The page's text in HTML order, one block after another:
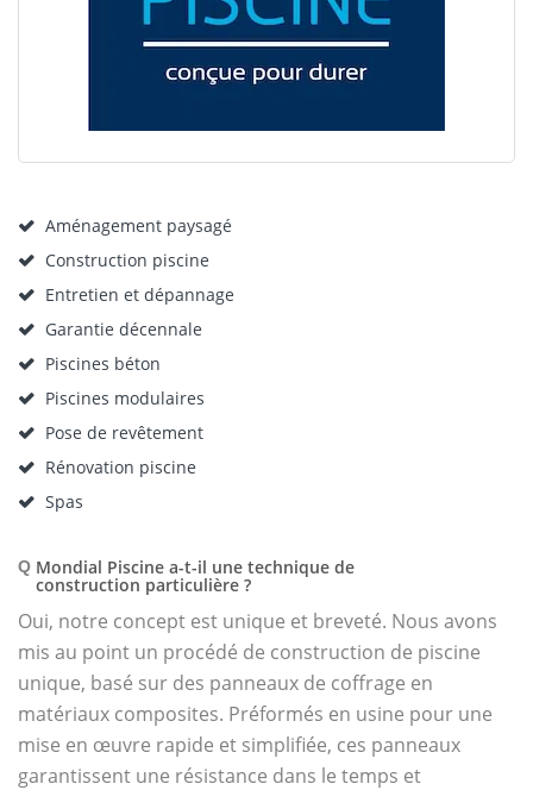
Aménagement paysagé
Construction piscine
Entretien et dépannage
Garantie décennale
Piscines béton
Piscines modulaires
Pose de revêtement
Rénovation piscine
Spas
Q Mondial Piscine a-t-il une technique de
construction particulière ?
Oui, notre concept est unique et breveté. Nous avons
mis au point un procédé de construction de piscine
unique, basé sur des panneaux de coffrage en
matériaux composites. Préformés en usine pour une
mise en œuvre rapide et simplifiée, ces panneaux
garantissent une résistance dans le temps et